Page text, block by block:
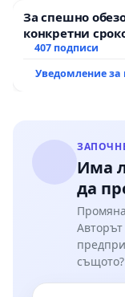
За спешно
конкретни
Мирово - к.к.
407 подписи
Уведомление за
Има
да
същото?